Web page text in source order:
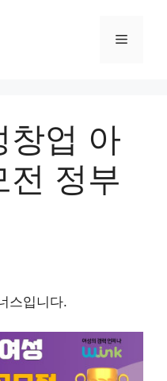
Menu
창업 아
전 정부
스입니다.